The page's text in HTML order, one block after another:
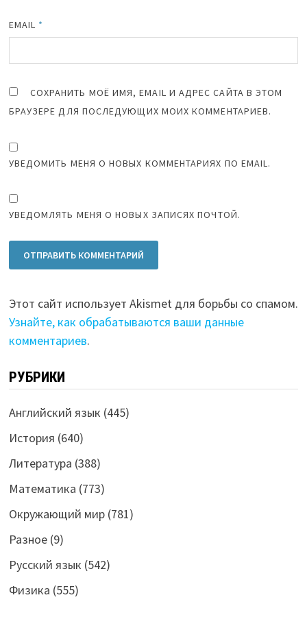
EMAIL *
СОХРАНИТЬ МОЁ ИМЯ, EMAIL И АДРЕС САЙТА В ЭТОМ
БРАУЗЕРЕ ДЛЯ ПОСЛЕДУЮЩИХ МОИХ КОММЕНТАРИЕВ.
УВЕДОМИТЬ МЕНЯ О НОВЫХ КОММЕНТАРИЯХ ПО EMAIL.
УВЕДОМЛЯТЬ МЕНЯ О НОВЫХ ЗАПИСЯХ ПОЧТОЙ.
Этот сайт использует Akismet для борьбы со спамом.
Узнайте, как обрабатываются ваши данные
комментариев.
РУБРИКИ
Английский язык (445)
История (640)
Литература (388)
Математика (773)
Окружающий мир(781)
Разное(9)
Русский язык (542)
Физика (555)